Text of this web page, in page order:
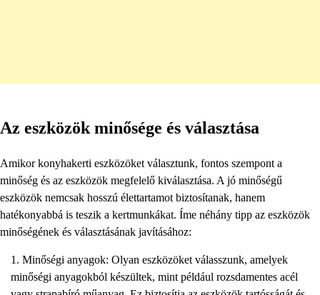
Az eszközök minősége és választása
Amikor konyhakerti eszközöket választunk, fontos szempont a
minőség és az eszközök megfelelő kiválasztása. A jó minőségű
eszközök nemcsak hosszú élettartamot biztosítanak, hanem
hatékonyabbá is teszik a kertmunkákat. Íme néhány tipp az eszközök
minőségének és választásának javításához:
Minőségi anyagok: Olyan eszközöket válasszunk, amelyek
minőségi anyagokból készültek, mint például rozsdamentes acél